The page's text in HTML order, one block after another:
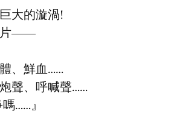
大的漩渦!
片——
、鮮血……
聲、呼喊聲……
……』